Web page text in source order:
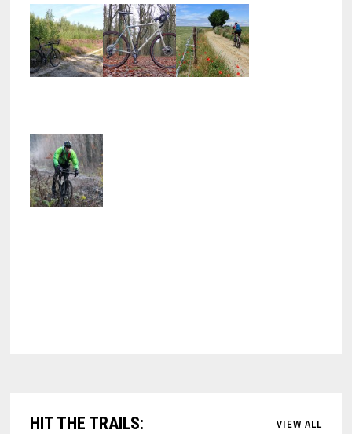
HIT THE TRAILS: VIEW ALL